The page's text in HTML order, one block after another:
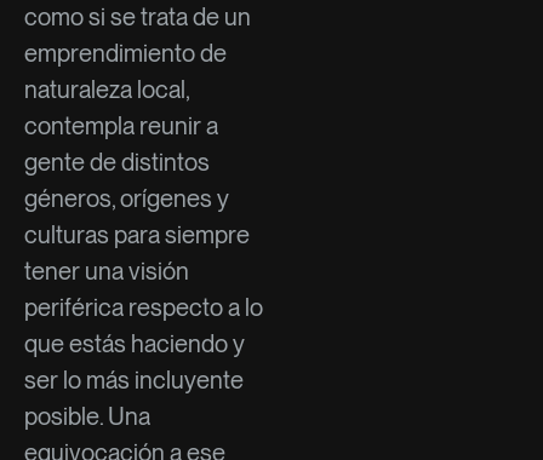
como si se trata de un
emprendimiento de
naturaleza local,
contempla reunir a
gente de distintos
géneros, orígenes y
culturas para siempre
tener una visión
periférica respecto a lo
que estás haciendo y
ser lo más incluyente
posible. Una
equivocación a ese